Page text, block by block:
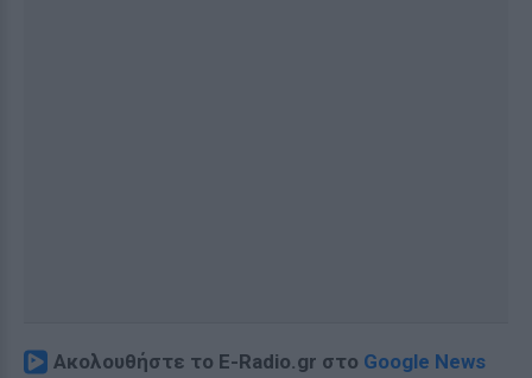
Ακολουθήστε το E-Radio.gr στο Google News